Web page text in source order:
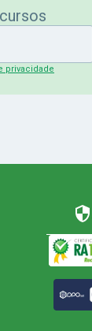
privacidade